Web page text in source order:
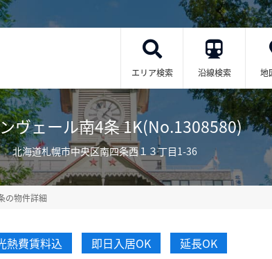
エリア検索 沿線検索 地
ヴェール南4条 1K(No.1308580)
北海道札幌市中央区南四条西１３丁目1-36
の物件詳細
熱費賃料込 即日入居OK 延長OK